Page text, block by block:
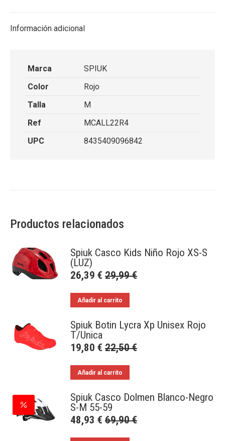
Información adicional
Marca
SPIUK
Color
Rojo
Talla
M
Ref
MCALL22R4
UPC
8435409096842
Productos relacionados
Spiuk Casco Kids Niño Rojo XS-S
(LUZ)
26,39 € 29,99€
Añadir al carrito
Spiuk Botin Lycra Xp Unisex Rojo
T/Unica
19,80 € 22,50€
Añadir al carrito
Spiuk Casco Dolmen Blanco-Negro
S-M 55-59
48,93 € 69,90€